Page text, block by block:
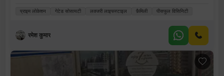
प्राइम लोकेशन गेटेड सोसायटी लक्जरी लाइफस्टाइल फ़ैमिली पीसफुल विसिनिटी
रमेश कुमार